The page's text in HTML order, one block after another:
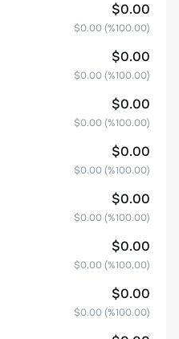
$0.00
$0.00 (%100.00)
$0.00
$0.00 (%100.00)
$0.00
$0.00 (%100.00)
$0.00
$0.00 (%100.00)
$0.00
$0.00 (%100.00)
$0.00
$0.00 (%100.00)
$0.00
$0.00 (%100.00)